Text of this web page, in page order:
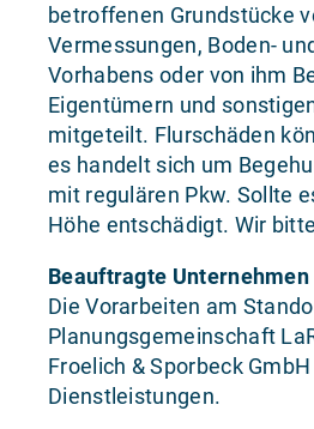
betroffenen Grundstücke
Vermessungen, Boden-
Vorhabens oder von ihm
Eigentümern und
mitgeteilt. Flurschäden
es handelt sich um
mit regulären Pkw. Sollte
Höhe entschädigt. Wir
Beauftragte Unternehmen
Die Vorarbeiten am
Planungsgemeinschaft
Froelich & Sporbeck
Dienstleistungen.